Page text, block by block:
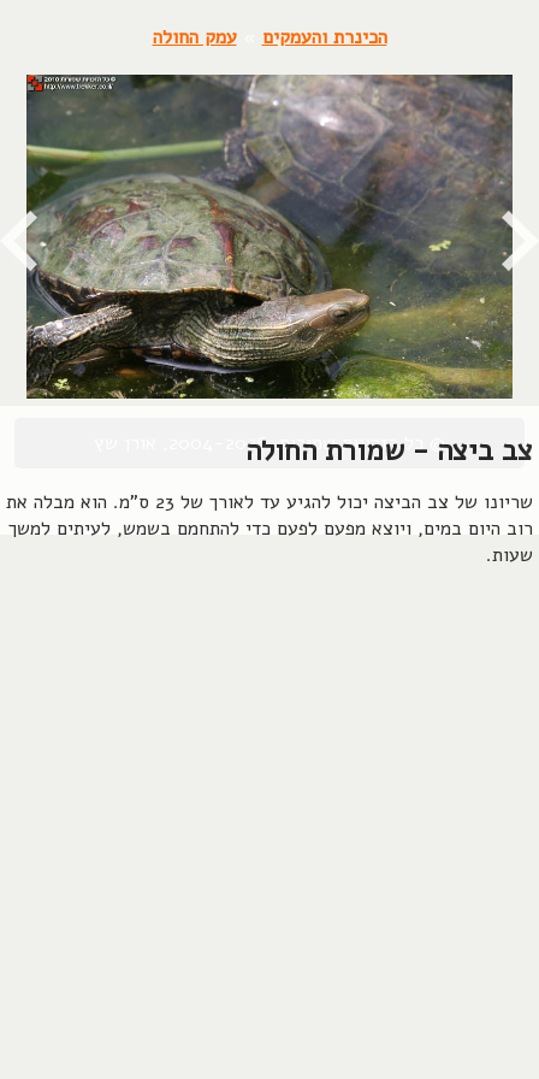
הכינרת והעמקים »עמק החולה
צב ביצה - שמורת החולה
שריונו של צב הביצה יכול להגיע עד לאורך של 23 ס"מ. הוא מבלה את
רוב היום במים, ויוצא מפעם לפעם כדי להתחמם בשמש, לעיתים למשך
שעות.
© כל הזכויות שמורות, 2004-2026, אורן שץ